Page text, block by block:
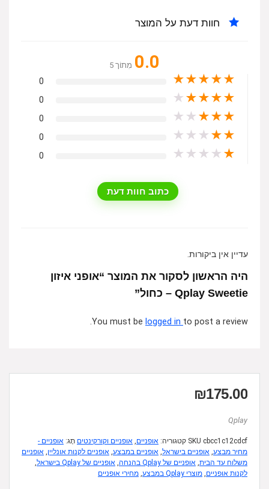
חוות דעת על המוצר
0.0 מִתוֹך 5
★
★
★
★
★
0
★
★
★
★
★
0
★
★
★
★
★
0
★
★
★
★
★
0
★
★
★
★
★
0
כתוב חוות דעת
עדיין אין ביקורות.
היה הראשון לסקור את המוצר “אופני איזון
Qplay Sweetie – כחול”
You must be logged in to post a review.
₪175.00
Qplay
SKU cbcc1c12cdcf קטגוריה: אופניים, אופניים וקורקינטים תָג: אופניים -
מחיר מבצע, אופניים בישראל, אופניים במבצע, אופניים לקנות אונליין, אופניים
משלוח עד הבית, אופניים של Qplay בהנחה , אופניים של Qplay בישראל
,
לקנות אופניים, מוצרי Qplay במבצע , מחירי אופניים